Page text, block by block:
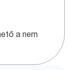
a nem